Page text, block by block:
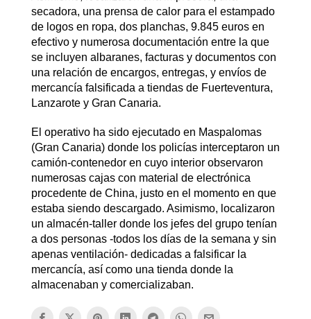
secadora, una prensa de calor para el estampado
de logos en ropa, dos planchas, 9.845 euros en
efectivo y numerosa documentación entre la que
se incluyen albaranes, facturas y documentos con
una relación de encargos, entregas, y envíos de
mercancía falsificada a tiendas de Fuerteventura,
Lanzarote y Gran Canaria.
El operativo ha sido ejecutado en Maspalomas
(Gran Canaria) donde los policías interceptaron un
camión-contenedor en cuyo interior observaron
numerosas cajas con material de electrónica
procedente de China, justo en el momento en que
estaba siendo descargado. Asimismo, localizaron
un almacén-taller donde los jefes del grupo tenían
a dos personas -todos los días de la semana y sin
apenas ventilación- dedicadas a falsificar la
mercancía, así como una tienda donde la
almacenaban y comercializaban.